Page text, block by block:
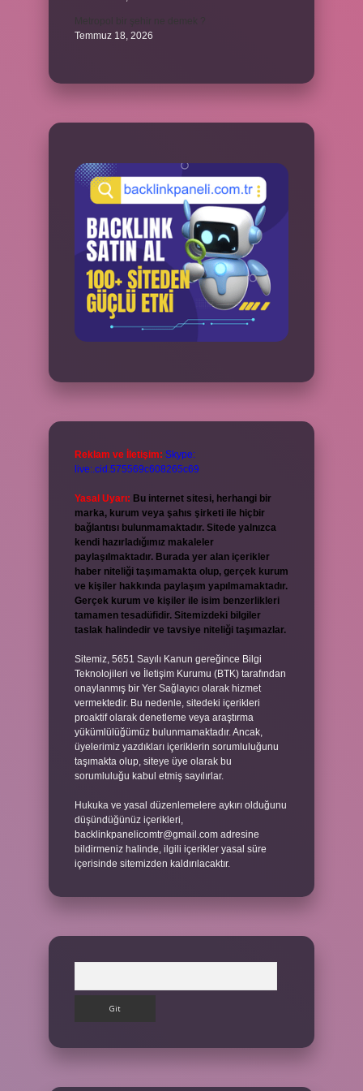
Temmuz 18, 2026
Reklam ve İletişim: Skype:
live:.cid.575569c608265c69
Yasal Uyarı: Bu internet sitesi, herhangi bir
marka, kurum veya şahıs şirketi ile hiçbir
bağlantısı bulunmamaktadır. Sitede yalnızca
kendi hazırladığımız makaleler
paylaşılmaktadır. Burada yer alan içerikler
haber niteliği taşımamakta olup, gerçek kurum
ve kişiler hakkında paylaşım yapılmamaktadır.
Gerçek kurum ve kişiler ile isim benzerlikleri
tamamen tesadüfidir. Sitemizdeki bilgiler
taslak halindedir ve tavsiye niteliği taşımazlar.
Sitemiz, 5651 Sayılı Kanun gereğince Bilgi
Teknolojileri ve İletişim Kurumu (BTK) tarafından
onaylanmış bir Yer Sağlayıcı olarak hizmet
vermektedir. Bu nedenle, sitedeki içerikleri
proaktif olarak denetleme veya araştırma
yükümlülüğümüz bulunmamaktadır. Ancak,
üyelerimiz yazdıkları içeriklerin sorumluluğunu
taşımakta olup, siteye üye olarak bu
sorumluluğu kabul etmiş sayılırlar.
Hukuka ve yasal düzenlemelere aykırı olduğunu
düşündüğünüz içerikleri,
backlinkpanelicomtr@gmail.com adresine
bildirmeniz halinde, ilgili içerikler yasal süre
içerisinde sitemizden kaldırılacaktır.